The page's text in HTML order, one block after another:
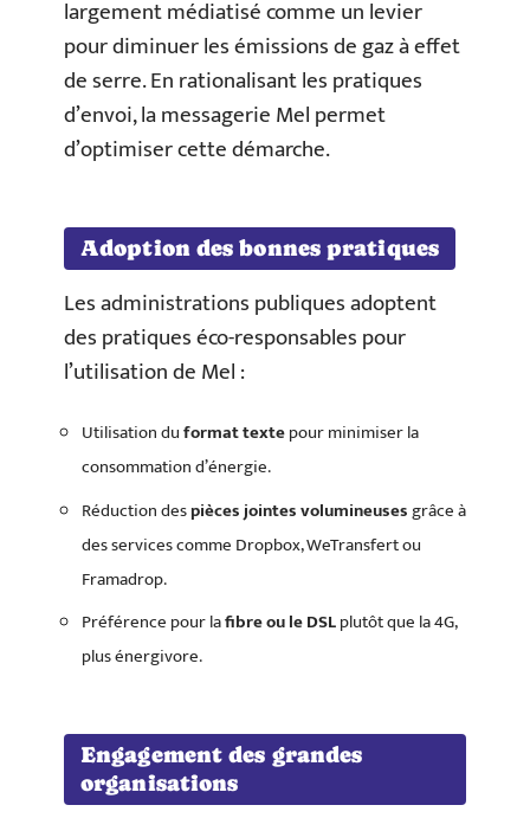
largement médiatisé comme un levier
pour diminuer les émissions de gaz à effet
de serre. En rationalisant les pratiques
d’envoi, la messagerie Mel permet
d’optimiser cette démarche.
Adoption des bonnes pratiques
Les administrations publiques adoptent
des pratiques éco-responsables pour
l’utilisation de Mel :
Utilisation duformat textepour minimiser la
consommation d’énergie.
Réduction despièces jointes volumineusesgrâce à
des services comme Dropbox, WeTransfert ou
Framadrop.
Préférence pour lafibre ou le DSLplutôt que la 4G,
plus énergivore.
Engagement des grandes
organisations